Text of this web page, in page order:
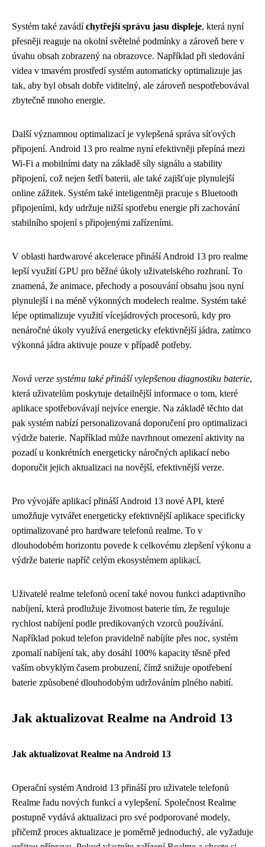
Systém také zavádíchytřejší správu jasu displeje, která nyní
přesněji reaguje na okolní světelné podmínky a zároveň bere v
úvahu obsah zobrazený na obrazovce. Například při sledování
videa v tmavém prostředí systém automaticky optimalizuje jas
tak, aby byl obsah dobře viditelný, ale zároveň nespotřebovával
zbytečně mnoho energie.
Další významnou optimalizací je vylepšená správa síťových
připojení. Android 13 pro realme nyní efektivněji přepíná mezi
Wi-Fi a mobilními daty na základě síly signálu a stability
připojení, což nejen šetří baterii, ale také zajišťuje plynulejší
online zážitek. Systém také inteligentněji pracuje s Bluetooth
připojeními, kdy udržuje nižší spotřebu energie při zachování
stabilního spojení s připojenými zařízeními.
V oblasti hardwarové akcelerace přináší Android 13 pro realme
lepší využití GPU pro běžné úkoly uživatelského rozhraní. To
znamená, že animace, přechody a posouvání obsahu jsou nyní
plynulejší i na méně výkonných modelech realme. Systém také
lépe optimalizuje využití vícejádrových procesorů, kdy pro
nenáročné úkoly využívá energeticky efektivnější jádra, zatímco
výkonná jádra aktivuje pouze v případě potřeby.
Nová verze systému také přináší vylepšenou diagnostiku baterie,
která uživatelům poskytuje detailnější informace o tom, které
aplikace spotřebovávají nejvíce energie. Na základě těchto dat
pak systém nabízí personalizovaná doporučení pro optimalizaci
výdrže baterie. Například může navrhnout omezení aktivity na
pozadí u konkrétních energeticky náročných aplikací nebo
doporučit jejich aktualizaci na novější, efektivnější verze.
Pro vývojáře aplikací přináší Android 13 nové API, které
umožňuje vytvářet energeticky efektivnější aplikace specificky
optimalizované pro hardware telefonů realme. To v
dlouhodobém horizontu povede k celkovému zlepšení výkonu a
výdrže baterie napříč celým ekosystémem aplikací.
Uživatelé realme telefonů ocení také novou funkci adaptivního
nabíjení, která prodlužuje životnost baterie tím, že reguluje
rychlost nabíjení podle predikovaných vzorců používání.
Například pokud telefon pravidelně nabíjíte přes noc, systém
zpomalí nabíjení tak, aby dosáhl 100% kapacity těsně před
vaším obvyklým časem probuzení, čímž snižuje opotřebení
baterie způsobené dlouhodobým udržováním plného nabití.
Jak aktualizovat Realme na Android 13
Jak aktualizovat Realme na Android 13
Operační systém Android 13 přináší pro uživatele telefonů
Realme řadu nových funkcí a vylepšení. Společnost Realme
postupně vydává aktualizaci pro své podporované modely,
přičemž proces aktualizace je poměrně jednoduchý, ale vyžaduje